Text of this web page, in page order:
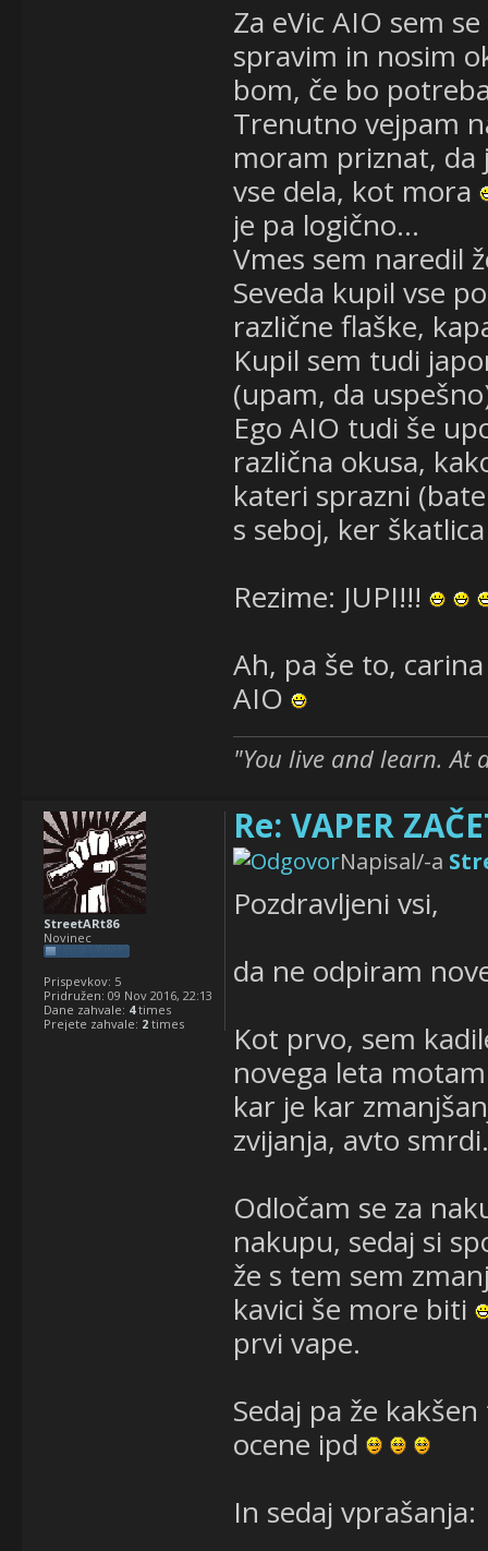
Za eVic AIO sem
spravim in nosim
bom, če bo
Trenutno vejpam
moram priznat, da
vse dela, kot mora
je pa logično...
Vmes sem naredil
Seveda kupil vse
različne flaške,
Kupil sem tudi
(upam, da
Ego AIO tudi še
različna okusa,
kateri sprazni
s seboj, ker
Rezime: JUPI!!!
Ah, pa še to,
AIO
"You live and learn. At
Re: VAPER
Napisal/-a
Pozdravljeni vsi,
da ne odpiram
Kot prvo, sem
novega leta
kar je kar
zvijanja, avto
Odločam se za
nakupu, sedaj si
že s tem sem
kavici še more biti
prvi vape.
Sedaj pa že
ocene ipd
In sedaj vprašanja:
StreetARt86
Novinec
Prispevkov: 5
Pridružen: 09 Nov 2016, 22:13
Dane zahvale: 4times
Prejete zahvale: 2 times